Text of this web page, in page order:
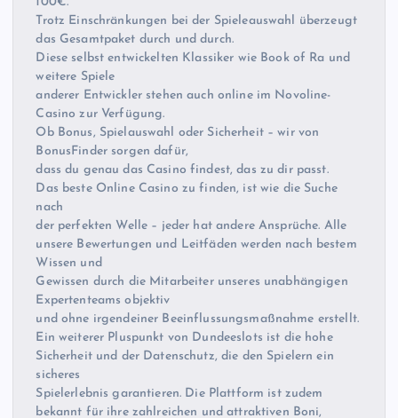
Trotz Einschränkungen bei der Spieleauswahl überzeugt
das Gesamtpaket durch und durch.
Diese selbst entwickelten Klassiker wie Book of Ra und
weitere Spiele
anderer Entwickler stehen auch online im Novoline-
Casino zur Verfügung.
Ob Bonus, Spielauswahl oder Sicherheit – wir von
BonusFinder sorgen dafür,
dass du genau das Casino findest, das zu dir passt.
Das beste Online Casino zu finden, ist wie die Suche
nach
der perfekten Welle – jeder hat andere Ansprüche. Alle
unsere Bewertungen und Leitfäden werden nach bestem
Wissen und
Gewissen durch die Mitarbeiter unseres unabhängigen
Expertenteams objektiv
und ohne irgendeiner Beeinflussungsmaßnahme erstellt.
Ein weiterer Pluspunkt von Dundeeslots ist die hohe
Sicherheit und der Datenschutz, die den Spielern ein
sicheres
Spielerlebnis garantieren. Die Plattform ist zudem
bekannt für ihre zahlreichen und attraktiven Boni,